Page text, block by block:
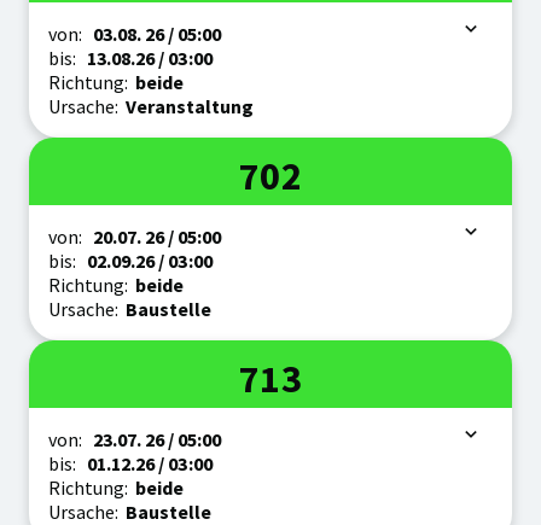
Zeitraum
von: 03.08. 26/ 05:00
bis: 13.08.26/ 03:00
Richtung: beide
Ursache: Veranstaltung
Linie
702
Zeitraum
von: 20.07. 26/ 05:00
bis: 02.09.26/ 03:00
Richtung: beide
Ursache: Baustelle
Linie
713
Zeitraum
von: 23.07. 26/ 05:00
bis: 01.12.26/ 03:00
Richtung: beide
Ursache: Baustelle